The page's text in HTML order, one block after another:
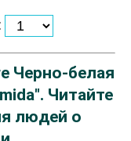
Черно-белая
Читайте
людей о